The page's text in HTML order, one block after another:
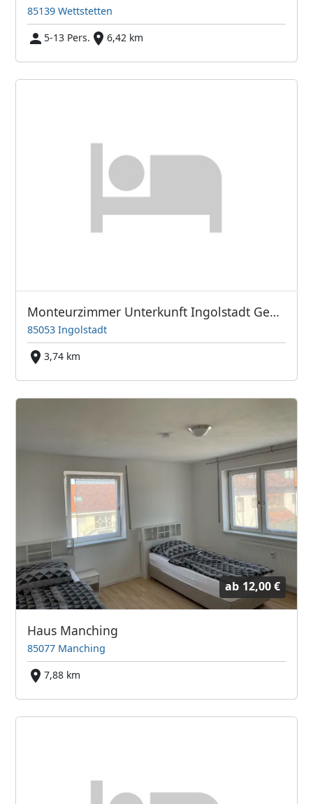
85139 Wettstetten
5-13 Pers.
6,42 km
Monteurzimmer Unterkunft Ingolstadt Gewerbegebiet Süd
85053 Ingolstadt
3,74 km
ab 12,00 €
Haus Manching
85077 Manching
7,88 km